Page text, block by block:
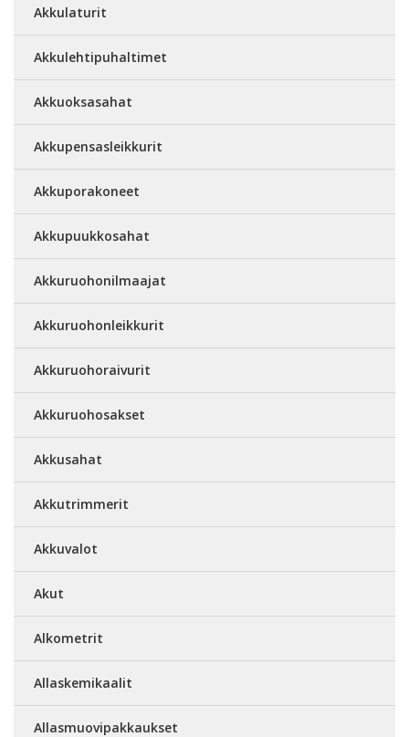
Akkulaturit
Akkulehtipuhaltimet
Akkuoksasahat
Akkupensasleikkurit
Akkuporakoneet
Akkupuukkosahat
Akkuruohonilmaajat
Akkuruohonleikkurit
Akkuruohoraivurit
Akkuruohosakset
Akkusahat
Akkutrimmerit
Akkuvalot
Akut
Alkometrit
Allaskemikaalit
Allasmuovipakkaukset